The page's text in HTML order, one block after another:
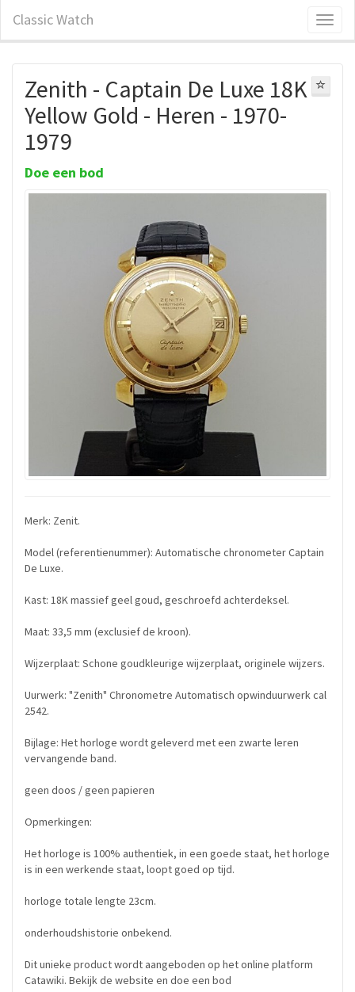
Classic Watch
Zenith - Captain De Luxe 18K
Yellow Gold - Heren - 1970-
1979
Doe een bod
Merk: Zenit.
Model (referentienummer): Automatische chronometer Captain
De Luxe.
Kast: 18K massief geel goud, geschroefd achterdeksel.
Maat: 33,5 mm (exclusief de kroon).
Wijzerplaat: Schone goudkleurige wijzerplaat, originele wijzers.
Uurwerk: "Zenith" Chronometre Automatisch opwinduurwerk cal
2542.
Bijlage: Het horloge wordt geleverd met een zwarte leren
vervangende band.
geen doos / geen papieren
Opmerkingen:
Het horloge is 100% authentiek, in een goede staat, het horloge
is in een werkende staat, loopt goed op tijd.
horloge totale lengte 23cm.
onderhoudshistorie onbekend.
Dit unieke product wordt aangeboden op het online platform
Catawiki. Bekijk de website en doe een bod